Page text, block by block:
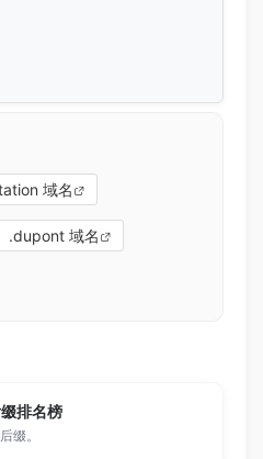
域名
.dupont 域名
排名榜
缀。